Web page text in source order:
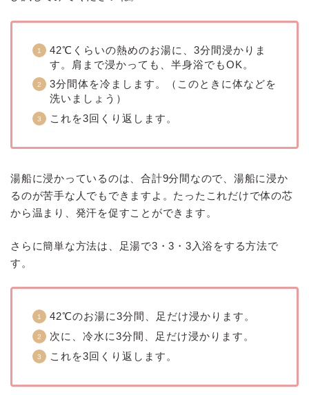
42℃くらいの熱めのお湯に、3分間浸かりま
す。肩まで浸かっても、半身浴でもOK。
3分間体を冷まします。（このときに体などを
洗いましょう）
これを3回くり返します。
湯船に浸かっているのは、合計9分間なので、湯船に浸か
るのが苦手な人でもできますよ。たったこれだけで体の芯
から温まり、発汗を促すことができます。
さらに簡単な方法は、足湯で3・3・3入浴をする方法で
す。
42℃のお湯に3分間、足だけ浸かります。
次に、冷水に3分間、足だけ浸かります。
これを3回くり返します。